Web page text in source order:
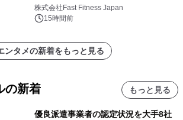
中無休のフィットネスジム＞
株式会社Fast Fitness Japan
15時間前
ンタメの新着をもっと見る
の新着 もっと見る
優良派遣事業者の認定状況を大手8社